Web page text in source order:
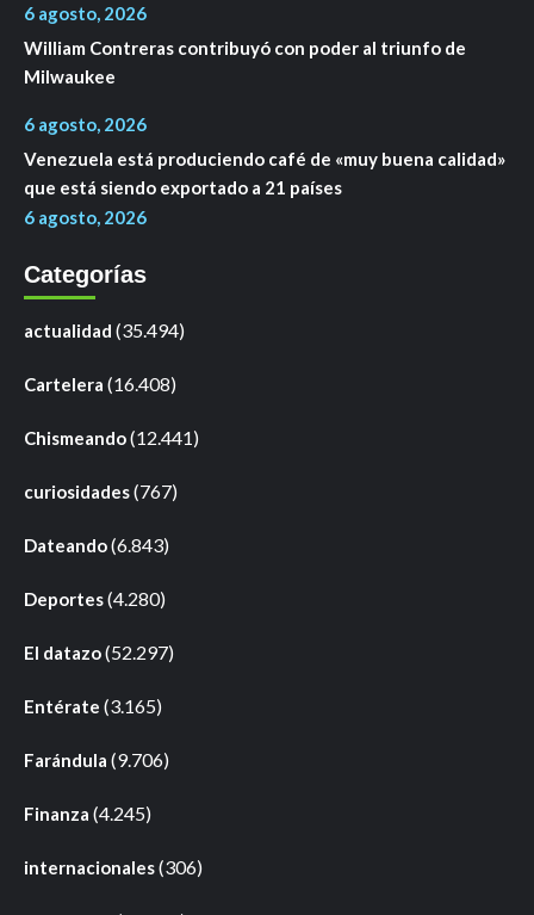
6 agosto, 2026
William Contreras contribuyó con poder al triunfo de
Milwaukee
6 agosto, 2026
Venezuela está produciendo café de «muy buena calidad»
que está siendo exportado a 21 países
6 agosto, 2026
Categorías
actualidad (35.494)
Cartelera (16.408)
Chismeando(12.441)
curiosidades(767)
Dateando(6.843)
Deportes(4.280)
El datazo(52.297)
Entérate (3.165)
Farándula (9.706)
Finanza (4.245)
internacionales(306)